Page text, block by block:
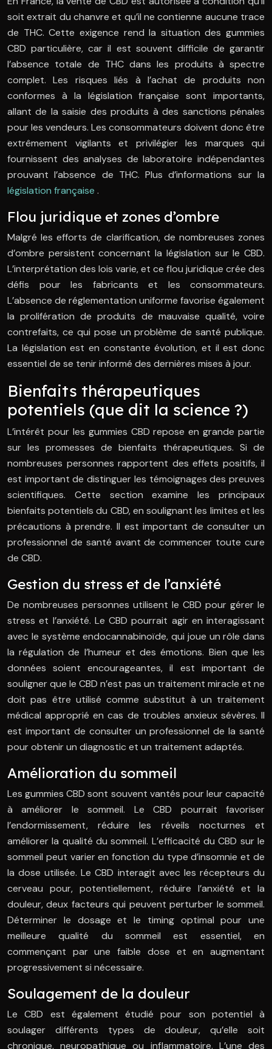
soit extrait du chanvre et qu’il ne contienne aucune trace
de THC. Cette exigence rend la situation des gummies
CBD particulière, car il est souvent difficile de garantir
l’absence totale de THC dans les produits à spectre
complet. Les risques liés à l’achat de produits non
conformes à la législation française sont importants,
allant de la saisie des produits à des sanctions pénales
pour les vendeurs. Les consommateurs doivent donc être
extrêmement vigilants et privilégier les marques qui
fournissent des analyses de laboratoire indépendantes
prouvant l’absence de THC. Plus d’informations sur la
législation française .
Flou juridique et zones d’ombre
Malgré les efforts de clarification, de nombreuses zones
d’ombre persistent concernant la législation sur le CBD.
L’interprétation des lois varie, et ce flou juridique crée des
défis pour les fabricants et les consommateurs.
L’absence de réglementation uniforme favorise également
la prolifération de produits de mauvaise qualité, voire
contrefaits, ce qui pose un problème de santé publique.
La législation est en constante évolution, et il est donc
essentiel de se tenir informé des dernières mises à jour.
Bienfaits thérapeutiques
potentiels (que dit la science ?)
L’intérêt pour les gummies CBD repose en grande partie
sur les promesses de bienfaits thérapeutiques. Si de
nombreuses personnes rapportent des effets positifs, il
est important de distinguer les témoignages des preuves
scientifiques. Cette section examine les principaux
bienfaits potentiels du CBD, en soulignant les limites et les
précautions à prendre. Il est important de consulter un
professionnel de santé avant de commencer toute cure
de CBD.
Gestion du stress et de l’anxiété
De nombreuses personnes utilisent le CBD pour gérer le
stress et l’anxiété. Le CBD pourrait agir en interagissant
avec le système endocannabinoïde, qui joue un rôle dans
la régulation de l’humeur et des émotions. Bien que les
données soient encourageantes, il est important de
souligner que le CBD n’est pas un traitement miracle et ne
doit pas être utilisé comme substitut à un traitement
médical approprié en cas de troubles anxieux sévères. Il
est important de consulter un professionnel de la santé
pour obtenir un diagnostic et un traitement adaptés.
Amélioration du sommeil
Les gummies CBD sont souvent vantés pour leur capacité
à améliorer le sommeil. Le CBD pourrait favoriser
l’endormissement, réduire les réveils nocturnes et
améliorer la qualité du sommeil. L’efficacité du CBD sur le
sommeil peut varier en fonction du type d’insomnie et de
la dose utilisée. Le CBD interagit avec les récepteurs du
cerveau pour, potentiellement, réduire l’anxiété et la
douleur, deux facteurs qui peuvent perturber le sommeil.
Déterminer le dosage et le timing optimal pour une
meilleure qualité du sommeil est essentiel, en
commençant par une faible dose et en augmentant
progressivement si nécessaire.
Soulagement de la douleur
Le CBD est également étudié pour son potentiel à
soulager différents types de douleur, qu’elle soit
chronique, neuropathique ou inflammatoire. L’une des